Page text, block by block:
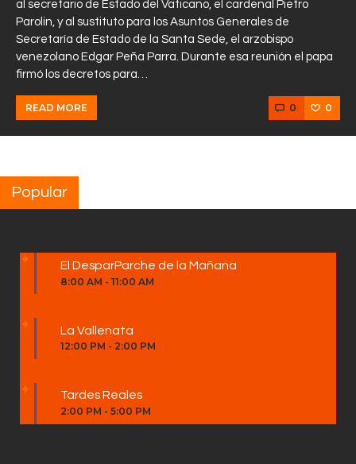
al secretario de Estado del Vaticano, el cardenal Pietro
Parolin, y al sustituto para los Asuntos Generales de
Secretaría de Estado de la Santa Sede, el arzobispo
venezolano Edgar Peña Parra. Durante esa reunión el papa
firmó los decretos para…
READ MORE 0 0
Popular
El DesparParche de la Mañana
8:00 AM - 11:00 AM
La Vallenata
12:00 PM - 2:00 PM
Tardes Reales
2:00 PM - 5:00 PM